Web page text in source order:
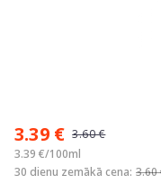
3.39 € 3.60 €
3.39 €/100ml
30 dienu zemākā cena: 3.60